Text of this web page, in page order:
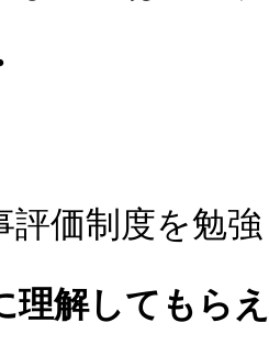
評価制度を勉
理解してもら